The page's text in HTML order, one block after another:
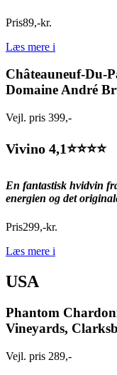
Pris89,-kr.
Læs mere i
Châteauneuf-Du-
Domaine André
Vejl. pris 399,-
Vivino 4,1⭐️⭐️⭐️⭐️
En fantastisk hvidvin
energien og det
Pris299,-kr.
Læs mere i
USA
Phantom
Vineyards,
Vejl. pris 289,-